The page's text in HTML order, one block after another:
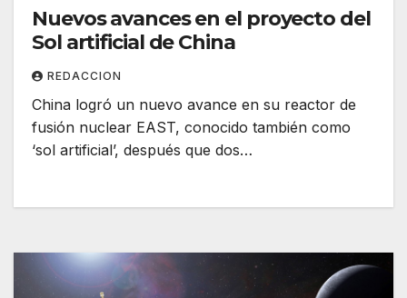
Nuevos avances en el proyecto del
Sol artificial de China
REDACCION
China logró un nuevo avance en su reactor de
fusión nuclear EAST, conocido también como
‘sol artificial’, después que dos…